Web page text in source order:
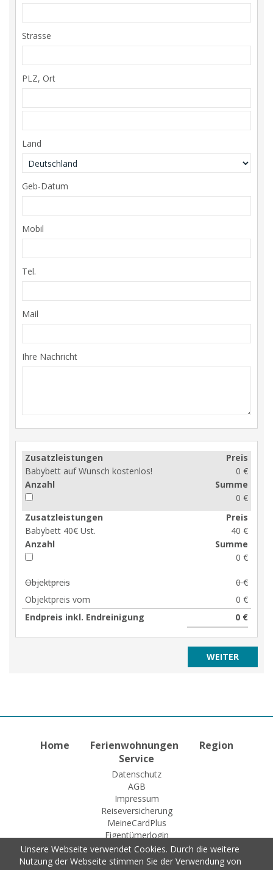
Strasse
PLZ, Ort
Land
Geb-Datum
Mobil
Tel.
Mail
Ihre Nachricht
Zusatzleistungen
Babybett auf Wunsch kostenlos!
Preis
0 €
Anzahl
Summe
0 €
Zusatzleistungen
Babybett 40€ Ust.
Preis
40 €
Anzahl
Summe
0 €
Objektpreis
0 €
Objektpreis vom
0 €
Endpreis inkl. Endreinigung
0 €
Home Ferienwohnungen
Region
Service
Datenschutz
AGB
Impressum
Reiseversicherung
MeineCardPlus
Eigentümerlogin
Unsere Webseite verwendet Cookies. Durch die weitere
Nutzung der Webseite stimmen Sie der Verwendung von